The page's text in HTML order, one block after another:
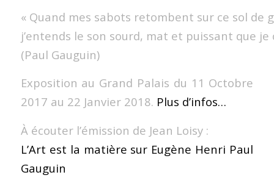
« Quand mes sabots retombent sur ce sol de
j’entends le son sourd, mat et puissant que
(Paul Gauguin)
Exposition au Grand Palais du 11 Octobre
2017 au 22 Janvier 2018. Plus d’infos…
À écouter l’émission de Jean Loisy :
L’Art est la matière sur Eugène Henri Paul
Gauguin